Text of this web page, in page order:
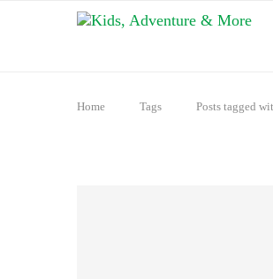
Home Tags Posts tagged